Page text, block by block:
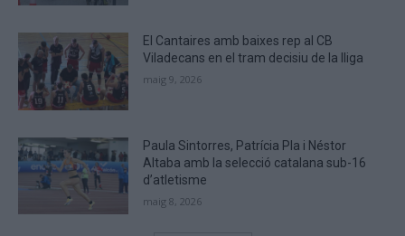
El Cantaires amb baixes rep al CB
Viladecans en el tram decisiu de la lliga
maig 9, 2026
Paula Sintorres, Patrícia Pla i Néstor
Altaba amb la selecció catalana sub-16
d’atletisme
maig 8, 2026